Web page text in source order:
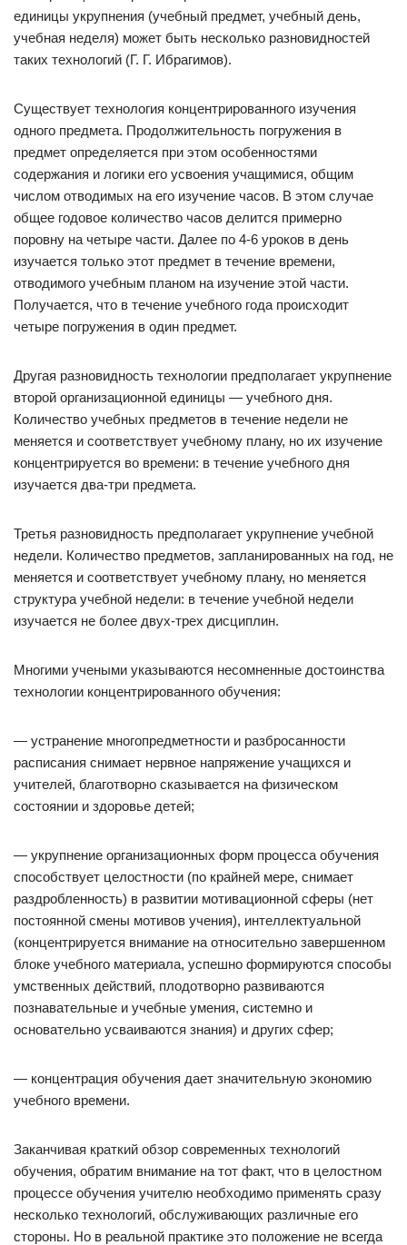
единицы укрупнения (учебный предмет, учебный день,
учебная неделя) может быть несколько разновидностей
таких технологий (Г. Г. Ибрагимов).
Существует технология концентрированного изучения
одного предмета. Продолжительность погружения в
предмет определяется при этом особенностями
содержания и логики его усвоения учащимися, общим
числом отводимых на его изучение часов. В этом случае
общее годовое количество часов делится примерно
поровну на четыре части. Далее по 4-6 уроков в день
изучается только этот предмет в течение времени,
отводимого учебным планом на изучение этой части.
Получается, что в течение учебного года происходит
четыре погружения в один предмет.
Другая разновидность технологии предполагает укрупнение
второй организационной единицы — учебного дня.
Количество учебных предметов в течение недели не
меняется и соответствует учебному плану, но их изучение
концентрируется во времени: в течение учебного дня
изучается два-три предмета.
Третья разновидность предполагает укрупнение учебной
недели. Количество предметов, запланированных на год, не
меняется и соответствует учебному плану, но меняется
структура учебной недели: в течение учебной недели
изучается не более двух-трех дисциплин.
Многими учеными указываются несомненные достоинства
технологии концентрированного обучения:
— устранение многопредметности и разбросанности
расписания снимает нервное напряжение учащихся и
учителей, благотворно сказывается на физическом
состоянии и здоровье детей;
— укрупнение организационных форм процесса обучения
способствует целостности (по крайней мере, снимает
раздробленность) в развитии мотивационной сферы (нет
постоянной смены мотивов учения), интеллектуальной
(концентрируется внимание на относительно завершенном
блоке учебного материала, успешно формируются способы
умственных действий, плодотворно развиваются
познавательные и учебные умения, системно и
основательно усваиваются знания) и других сфер;
— концентрация обучения дает значительную экономию
учебного времени.
Заканчивая краткий обзор современных технологий
обучения, обратим внимание на тот факт, что в целостном
процессе обучения учителю необходимо применять сразу
несколько технологий, обслуживающих различные его
стороны. Но в реальной практике это положение не всегда